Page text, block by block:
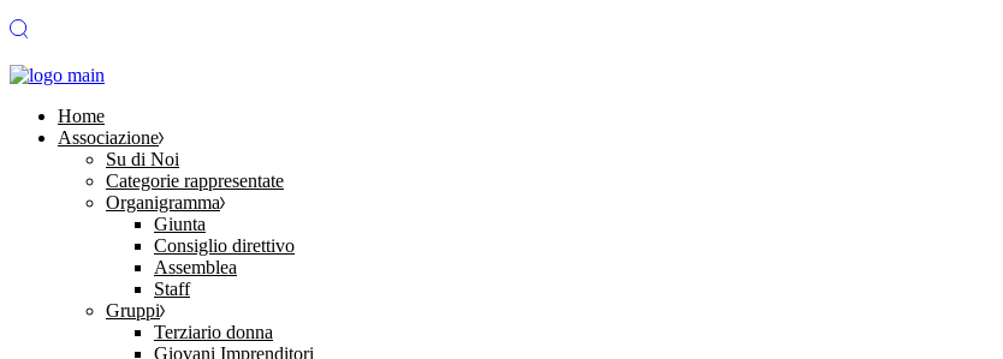
Home
Associazione
Su di Noi
Categorie rappresentate
Organigramma
Giunta
Consiglio direttivo
Assemblea
Staff
Gruppi
Terziario donna
Giovani Imprenditori